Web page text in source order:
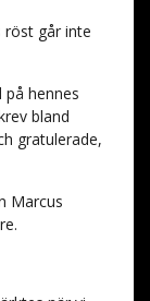
röst går inte
hennes
bland
gratulerade,
Marcus